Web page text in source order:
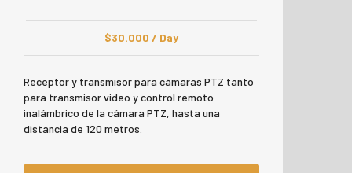
$30.000 / Day
Receptor y transmisor para cámaras PTZ tanto
para transmisor video y control remoto
inalámbrico de la cámara PTZ, hasta una
distancia de 120 metros.